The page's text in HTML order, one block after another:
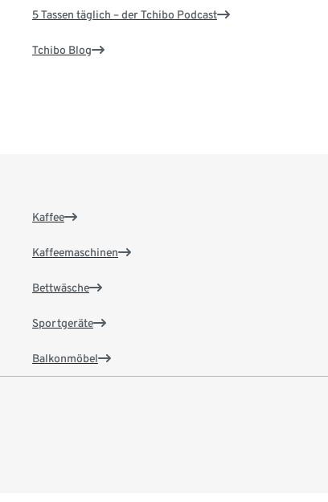
5 Tassen täglich – der Tchibo Podcast
Tchibo Blog
Kaffee
Kaffeemaschinen
Bettwäsche
Sportgeräte
Balkonmöbel